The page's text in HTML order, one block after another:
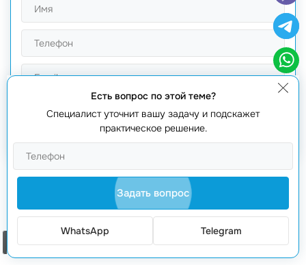
Получить предложение
Оценки: 0 рейтинг 0
Вам также будет интересно
Есть вопрос по этой теме?
Специалист уточнит вашу задачу и подскажет
практическое решение.
Задать вопрос
WhatsApp Telegram
Заказать звонок